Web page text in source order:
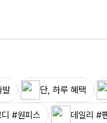
발 단, 하루 혜택
#원피스 데일리 #